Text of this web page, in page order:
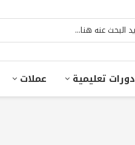
دورات تعليمية عملات